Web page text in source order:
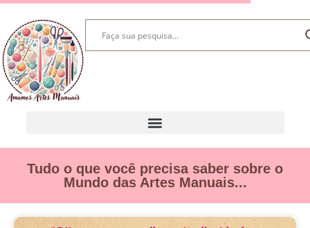
Tudo o que você precisa saber sobre o
Mundo das Artes Manuais...